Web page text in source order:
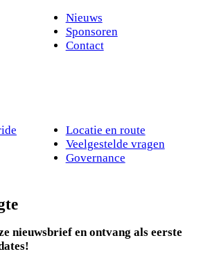
Nieuws
Sponsoren
Contact
Locatie en route
Veelgestelde vragen
Governance
nieuwsbrief en ontvang als eerste